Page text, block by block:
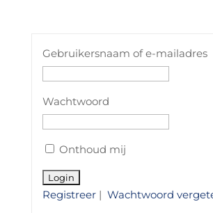
Gebruikersnaam of e-mailadres
Wachtwoord
Onthoud mij
Registreer| Wachtwoord